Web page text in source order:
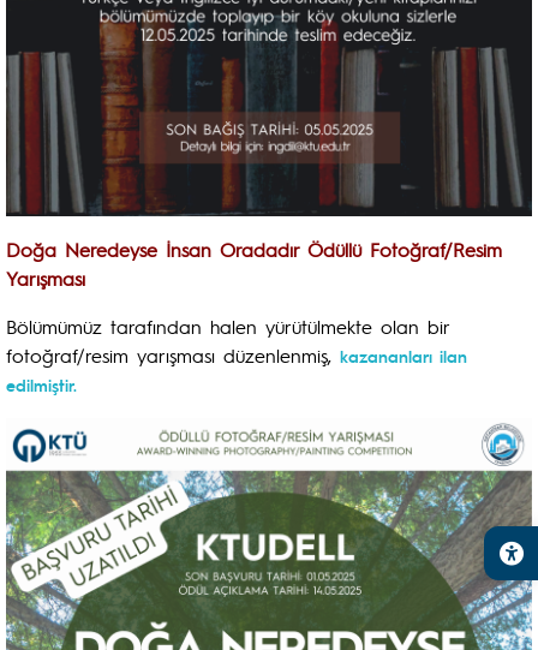
Doğa Neredeyse İnsan Oradadır Ödüllü Fotoğraf/Resim
Yarışması
Bölümümüz tarafından halen yürütülmekte olan bir
fotoğraf/resim yarışması düzenlenmiş, kazananları ilan
edilmiştir.